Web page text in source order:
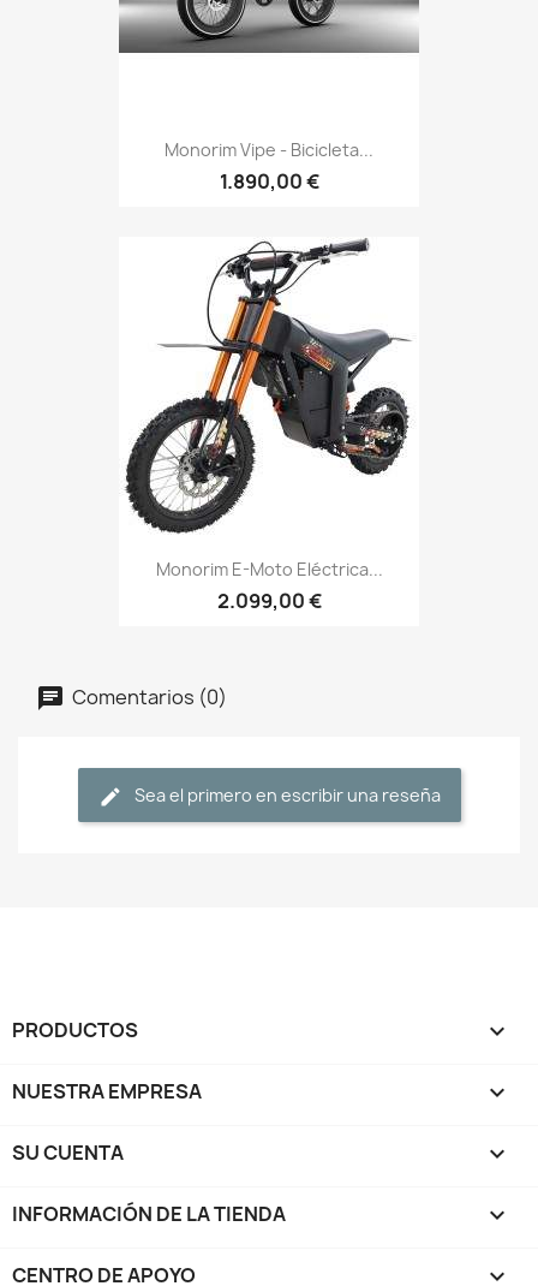
Monorim Vipe - Bicicleta...
1.890,00 €
Monorim E-Moto Eléctrica...
2.099,00 €
Comentarios (0)
Sea el primero en escribir una reseña
PRODUCTOS 
NUESTRA EMPRESA 
SU CUENTA 
INFORMACIÓN DE LA TIENDA keyboard_arrow_down
CENTRO DE APOYO 